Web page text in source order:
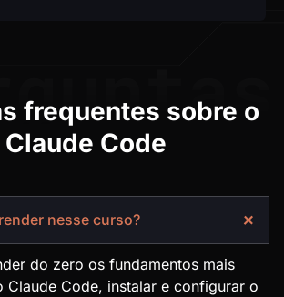
frequentes sobre o
Code
nesse curso?
do zero os fundamentos mais
Claude Code, instalar e configurar o